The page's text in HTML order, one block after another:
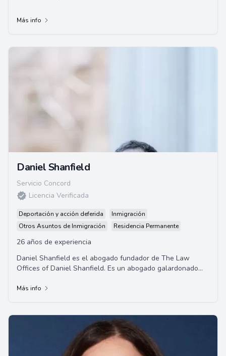
Más info
Daniel Shanfield
Servicio Concord
Licencia Verificada
Deportación y acción deferida
Inmigración
Otros Asuntos de Inmigración
Residencia Permanente
26 años de experiencia
Daniel Shanfield es el abogado fundador de The Law
Offices of Daniel Shanfield. Es un abogado galardonado
Más info